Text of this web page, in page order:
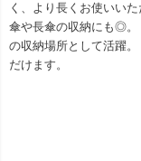
く、より長くお使いい
傘や長傘の収納にも◎。
の収納場所として活躍
だけます。